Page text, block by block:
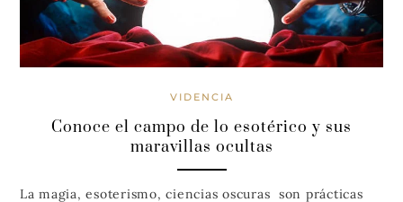
VIDENCIA
Conoce el campo de lo esotérico y sus
maravillas ocultas
La magia, esoterismo, ciencias oscuras son prácticas